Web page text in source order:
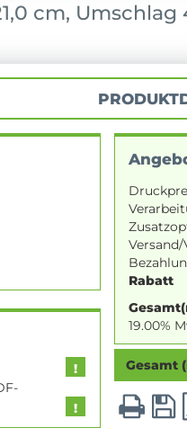
cm, Umschlag
Rabatt
19.00%
Gesamt